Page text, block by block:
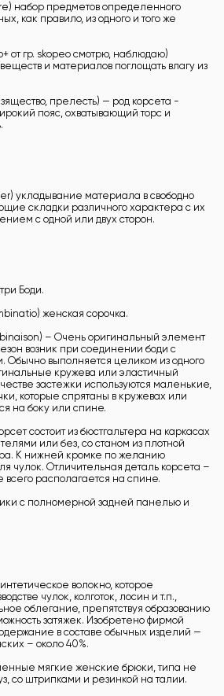
набор предметов определенного
как правило, из одного и того же
от гp. skopeo смотрю, наблюдаю)
и материалов поглощать влагу из
прелесть) — род корсета -
пояс, охватывающий торс и
укладывание материала в свободно
складки различного характера с их
с одной или двух сторон.
Боди.
женская сорочка.
– Очень оригинальный элемент
возник при соединении боди с
Обычно выполняется целиком из одного
кружева или эластичный
застежки используются маленькие,
которые спрятаны в кружевах или
на боку или спине.
состоит из бюстгальтера на каркасах
или без, со станом из плотной
К нижней кромке по желанию
чулок. Отличительная деталь корсета –
всего располагается на спине.
с полномерной задней панелью и
волокно, которое
чулок, колготок, лосин и т.п.,
облегание, препятствуя образованию
затяжек. Изобретено фирмой
в составе обычных изделий —
– около 40%.
мягкие женские брюки, типа не
со штрипками и резинкой на талии.